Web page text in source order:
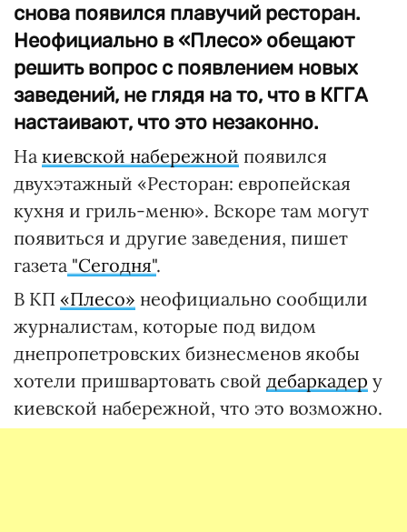
снова появился плавучий ресторан.
Неофициально в «Плесо» обещают
решить вопрос с появлением новых
заведений, не глядя на то, что в КГГА
настаивают, что это незаконно.
На киевской набережной появился
двухэтажный «Ресторан: европейская
кухня и гриль-меню». Вскоре там могут
появиться и другие заведения, пишет
газета "Сегодня".
В КП «Плесо» неофициально сообщили
журналистам, которые под видом
днепропетровских бизнесменов якобы
хотели пришвартовать свой дебаркадер у
киевской набережной, что это возможно.